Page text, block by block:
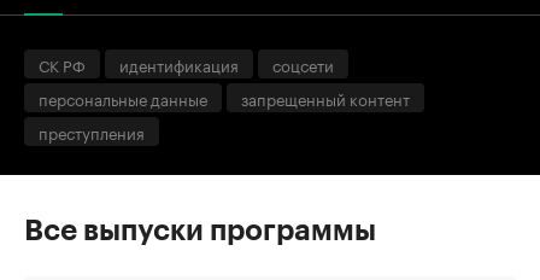
СК РФ идентификация
соцсети
персональные данные
запрещенный контент
преступления
Все выпуски программы